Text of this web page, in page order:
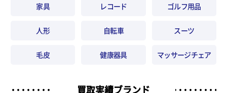
家具 レコード ゴルフ用品
人形 自転車 スーツ
毛皮 健康器具 マッサージチェア
買取実績ブランド